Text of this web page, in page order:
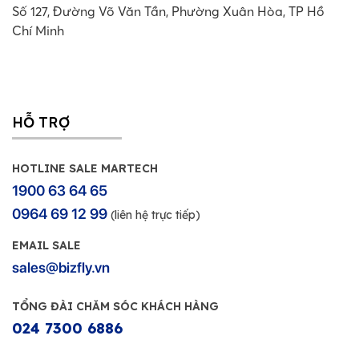
Số 127, Đường Võ Văn Tần, Phường Xuân Hòa, TP Hồ
Chí Minh
HỖ TRỢ
HOTLINE SALE MARTECH
1900 63 64 65
0964 69 12 99 (liên hệ trực tiếp)
EMAIL SALE
sales@bizfly.vn
TỔNG ĐÀI CHĂM SÓC KHÁCH HÀNG
024 7300 6886